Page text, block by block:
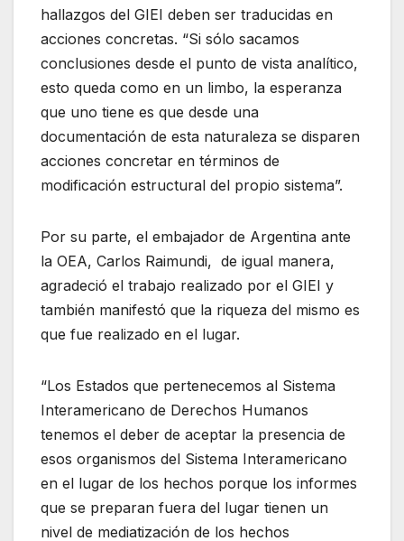
hallazgos del GIEI deben ser traducidas en
acciones concretas. “Si sólo sacamos
conclusiones desde el punto de vista analítico,
esto queda como en un limbo, la esperanza
que uno tiene es que desde una
documentación de esta naturaleza se disparen
acciones concretar en términos de
modificación estructural del propio sistema”.
Por su parte, el embajador de Argentina ante
la OEA, Carlos Raimundi, de igual manera,
agradeció el trabajo realizado por el GIEI y
también manifestó que la riqueza del mismo es
que fue realizado en el lugar.
“Los Estados que pertenecemos al Sistema
Interamericano de Derechos Humanos
tenemos el deber de aceptar la presencia de
esos organismos del Sistema Interamericano
en el lugar de los hechos porque los informes
que se preparan fuera del lugar tienen un
nivel de mediatización de los hechos